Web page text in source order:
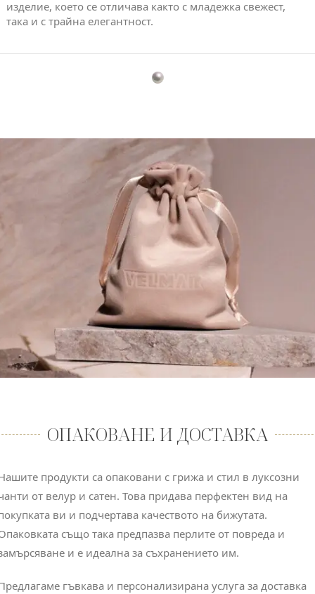
изделие, което се отличава както с младежка свежест,
така и с трайна елегантност.
ОПАКОВАНЕ И ДОСТАВКА
продукти са опаковани с грижа и стил в луксозни
от велур и сатен. Това придава перфектен вид на
ви и подчертава качеството на бижутата.
също така предпазва перлите от повреда и
и е идеална за съхранението им.
гъвкава и персонализирана услуга за доставка